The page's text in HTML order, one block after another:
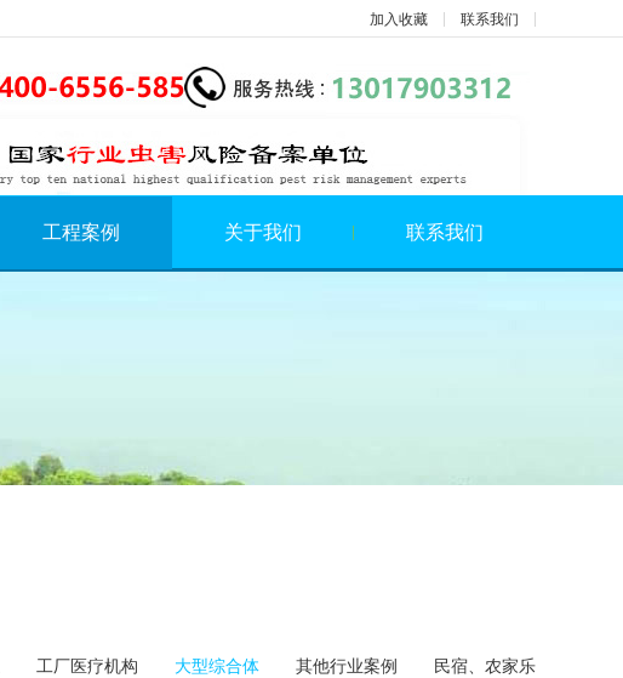
加入收藏 联系我们
工程案例 关于我们 联系我们
工厂医疗机构 大型综合体 其他行业案例 民宿、农家乐